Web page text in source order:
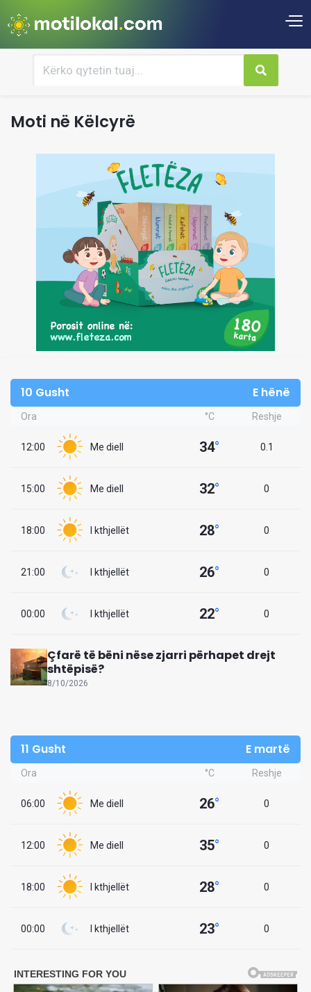
Moti në Këlcyrë
10 Gusht E hënë
Ora °C Reshje
12:00 Me diell 34° 0.1
15:00 Me diell 32° 0
18:00 I kthjellët 28° 0
21:00 I kthjellët 26° 0
00:00 I kthjellët 22° 0
Çfarë të bëni nëse zjarri përhapet drejt
shtëpisë?
8/10/2026
11 Gusht E martë
Ora °C Reshje
06:00 Me diell 26° 0
12:00 Me diell 35° 0
18:00 I kthjellët 28° 0
00:00 I kthjellët 23° 0